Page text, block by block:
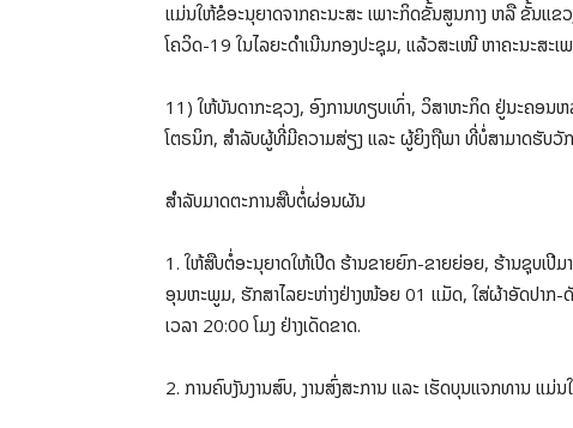
ແມ່ນໃຫ້ຂໍອະນຸຍາດຈາກຄະນະສະ ເພາະກິດຂັ້ນສູນກາງ ຫລື ຂັ້ນແ
ໂຄວິດ-19 ໃນໄລຍະດໍາເນີນກອງປະຊຸມ, ແລ້ວສະເໜີ ຫາຄະນະສະເ
11) ໃຫ້ບັນດາກະຊວງ, ອົງການທຽບເທົ່າ, ວິສາຫະກິດ ຢູ່ນະຄອນ
ໂຕຣນິກ, ສໍາລັບຜູ້ທີ່ມີຄວາມສ່ຽງ ແລະ ຜູ້ຍິງຖືພາ ທີ່ບໍ່ສາມາດຮັບວັ
ສຳລັບມາດຕະການສືບຕໍ່ຜ່ອນຜັນ
1. ໃຫ້ສືບຕໍ່ອະນຸຍາດໃຫ້ເປີດ ຮ້ານຂາຍຍົກ-ຂາຍຍ່ອຍ, ຮ້ານຊຸບເປີ
ອຸນຫະພູມ, ຮັກສາໄລຍະຫ່າງຢ່າງໜ້ອຍ 01 ແມັດ, ໃສ່ຜ້າອັດປາກ-ດັ
ເວລາ 20:00 ໂມງ ຢ່າງເດັດຂາດ.
2. ການຄົບງັນງານສົບ, ງານສົ່ງສະການ ແລະ ເຮັດບຸນແຈກທານ ແ